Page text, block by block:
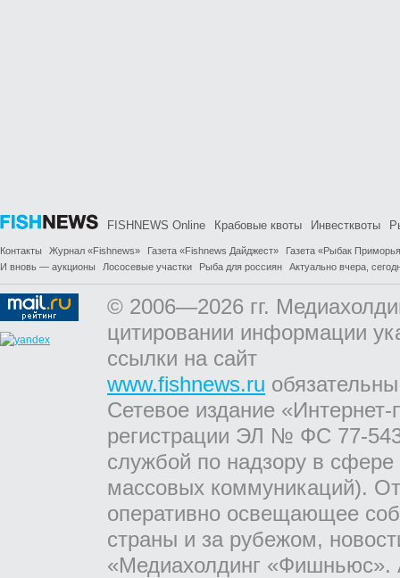
FISHNEWS Online Крабовые квоты Инвестквоты
Контакты Журнал «Fishnews» Газета «Fishnews Дайджест»
Газета «Рыбак
И вновь — аукционы
Лососевые участки Рыба для россиян Актуально вчера,
© 2006—2026 гг.
цитировании информации
ссылки на сайт
www.fishnews.ru
Сетевое издание
регистрации ЭЛ № ФС 77-
службой по надзору в
массовых коммуникаций).
оперативно освещающее
страны и за рубежом,
«Медиахолдинг «Фишньюс».